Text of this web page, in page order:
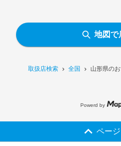
取扱店検索 全国 山形県の
地図で
Powerd by
ペー